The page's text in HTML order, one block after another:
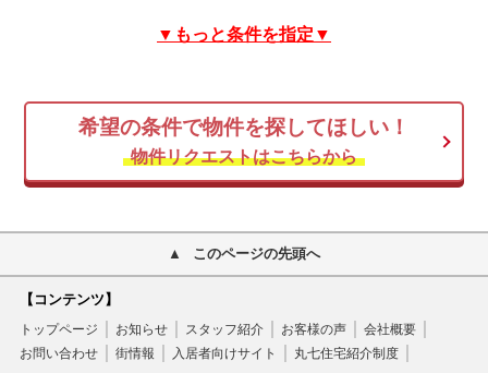
▼もっと条件を指定▼
希望の条件で物件を探してほしい！
物件リクエストはこちらから
このページの先頭へ
【コンテンツ】
トップページ お知らせ スタッフ紹介 お客様の声
会社概要
お問い合わせ
街情報 入居者向けサイト 丸七住宅紹介制度